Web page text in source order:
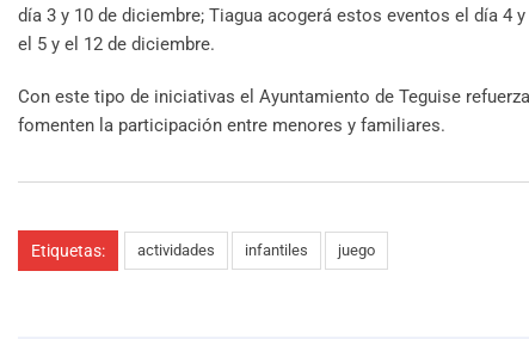
día 3 y 10 de diciembre; Tiagua acogerá estos eventos el día 4
el 5 y el 12 de diciembre.
Con este tipo de iniciativas el Ayuntamiento de Teguise
fomenten la participación entre menores y familiares.
Etiquetas: actividades infantiles juego